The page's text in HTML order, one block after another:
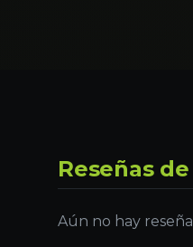
Reseñas
Aún no hay